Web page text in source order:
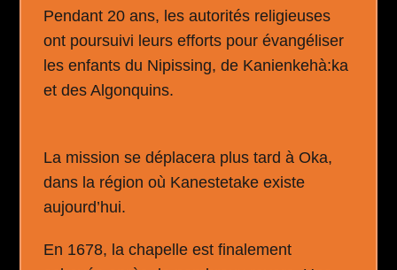
Pendant 20 ans, les autorités religieuses
ont poursuivi leurs efforts pour évangéliser
les enfants du Nipissing, de Kanienkehà:ka
et des Algonquins.
La mission se déplacera plus tard à Oka,
dans la région où Kanestetake existe
aujourd’hui.
En 1678, la chapelle est finalement